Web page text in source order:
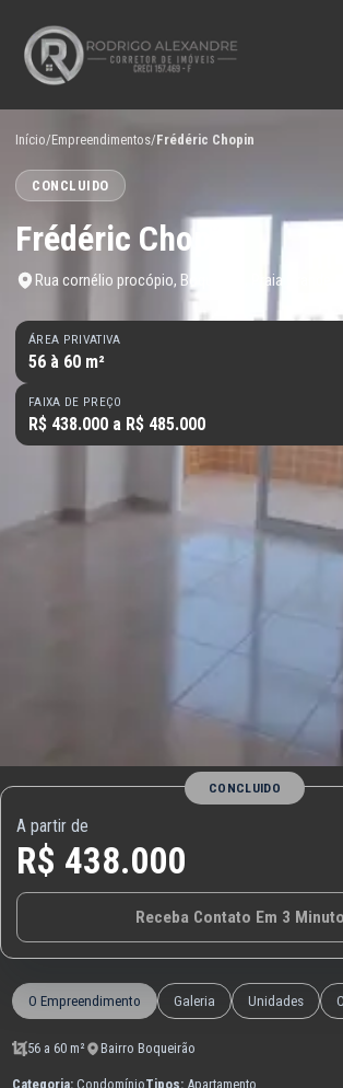
Início/Empreendimentos/Frédéric Chopin
CONCLUIDO
Frédéric Chopin
Rua cornélio procópio, Boqueirão, Praia Grande -
ÁREA PRIVATIVA
56 à 60 m²
FAIXA DE PREÇO
R$ 438.000 a R$ 485.000
CONCLUIDO
A partir de
R$ 438.000
Receba Contato Em 3
O Empreendimento Galeria Unidades
56 a 60 m² Bairro Boqueirão
Categoria: CondomínioTipos: Apartamento